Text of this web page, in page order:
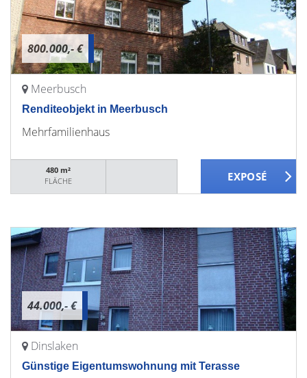
800.000,- €
Meerbusch
Renditeobjekt in Meerbusch
Mehrfamilienhaus
480 m²
FLÄCHE
44.000,- €
Dinslaken
Günstige Eigentumswohnung mit Terasse